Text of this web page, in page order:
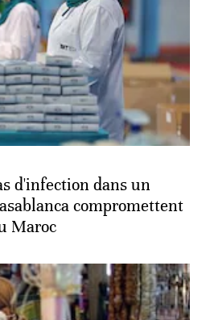
d'infection dans un
compromettent
Maroc